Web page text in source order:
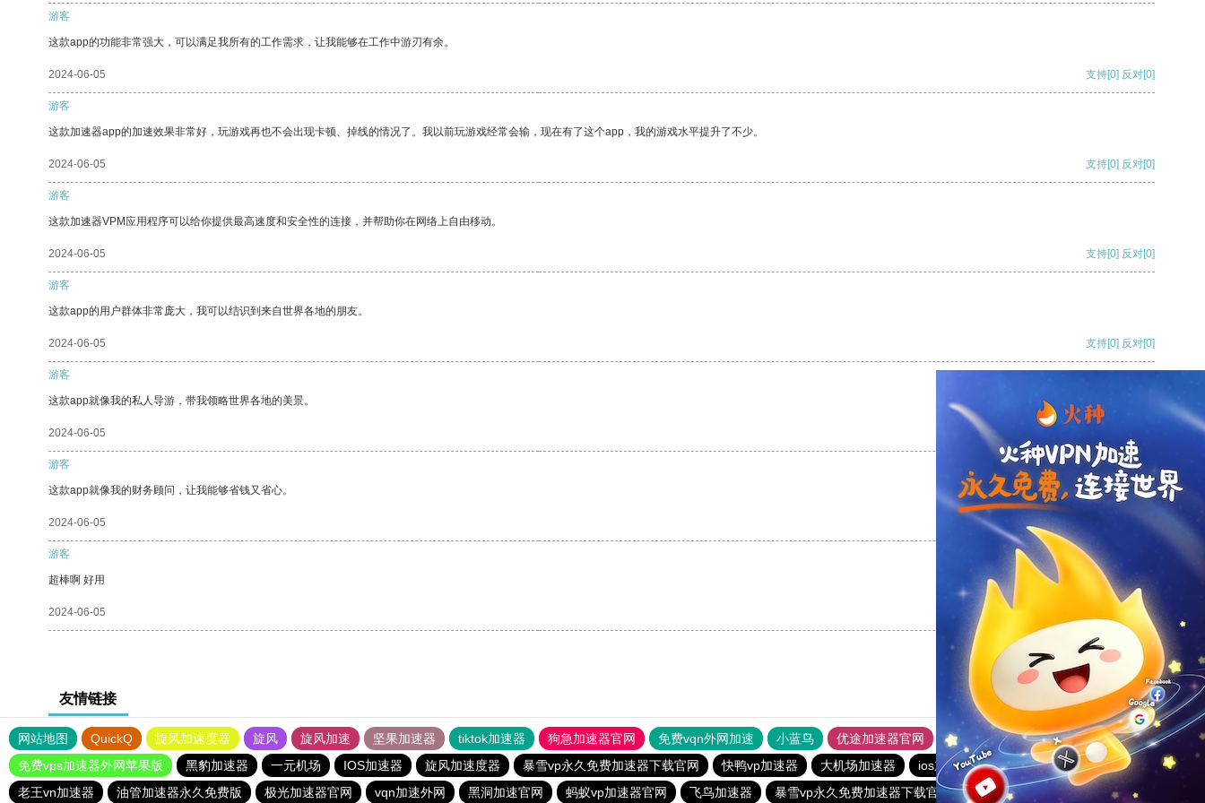
游客
这款app的功能非常强大，可以满足我所有的工作需求，让我能够在工作中游刃有余。
2024-06-05 支持[0] 反对[0]
游客
这款加速器app的加速效果非常好，玩游戏再也不会出现卡顿、掉线的情况了。我以前玩游戏经常会输，现在有了这个app，我的游戏水平提升了不少。
2024-06-05 支持[0] 反对[0]
游客
这款加速器VPM应用程序可以给你提供最高速度和安全性的连接，并帮助你在网络上自由移动。
2024-06-05 支持[0] 反对[0]
游客
这款app的用户群体非常庞大，我可以结识到来自世界各地的朋友。
2024-06-05 支持[0] 反对[0]
游客
这款app就像我的私人导游，带我领略世界各地的美景。
2024-06-05
游客
这款app就像我的财务顾问，让我能够省钱又省心。
2024-06-05 反对
游客
超棒啊 好用
2024-06-05 反对[0]
友情链接
网站地图 QuickQ 旋风加速度器 旋风 旋风加速 坚果加速器 tiktok加速器 狗急加速器官网 免费vqn外网加速 小蓝鸟 优途加速器官网 风驰加速器 旋风加速器
八戒看书
免费vps加速器外网苹果版
黑豹加速器 一元机场 IOS加速器 旋风加速度器 暴雪vp永久免费加速器下载官网 快鸭vp加速器 大机场加速器 ios加速器 telegeram苹果加速器
outline
老王vn加速器
油管加速器永久免费版 极光加速器官网 vqn加速外网 黑洞加速官网 蚂蚁vp加速器官网 飞鸟加速器 暴雪vp永久免费加速器下载官网 老王vqn加速 红海pro加速器